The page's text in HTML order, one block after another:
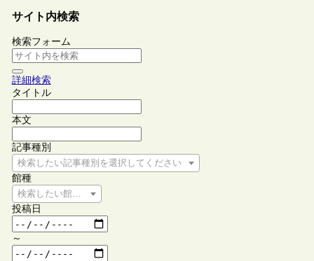
サイト内検索
検索フォーム
詳細検索
タイトル
本文
記事種別
検索したい記事種別を選択してください
館種
検索したい館種を選択してください
投稿日
～